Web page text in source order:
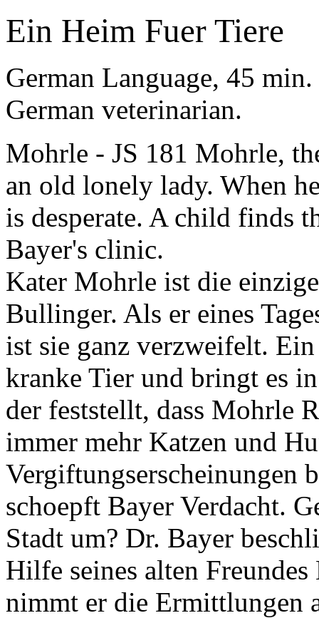
Ein Heim Fuer Tiere
German Language, 45
German veterinarian.
Mohrle - JS 181 Mohrle,
an old lonely lady. When
is desperate. A child finds
Bayer's clinic.
Kater Mohrle ist die
Bullinger. Als er eines
ist sie ganz verzweifelt.
kranke Tier und bringt es
der feststellt, dass Mohrle
immer mehr Katzen und
Vergiftungserscheinungen
schoepft Bayer Verdacht.
Stadt um? Dr. Bayer
Hilfe seines alten
nimmt er die Ermittlungen